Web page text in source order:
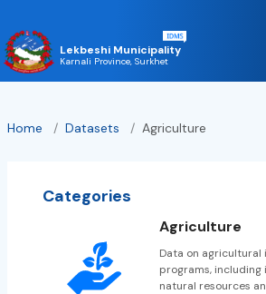
Lekbeshi Municipality
Karnali Province, Surkhet
Home / Datasets / Agriculture
Categories
Agriculture
Data on agricultural
programs, including
natural resources